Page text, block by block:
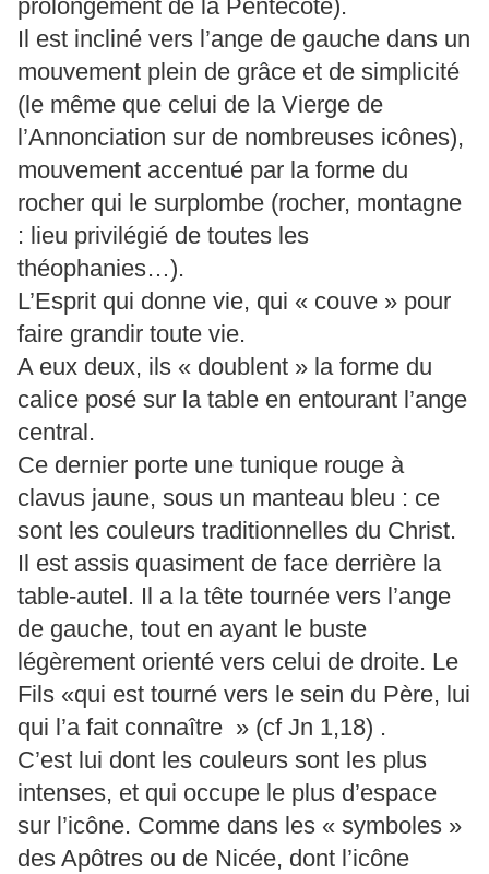
prolongement de la Pentecôte).
Il est incliné vers l’ange de gauche dans un
mouvement plein de grâce et de simplicité
(le même que celui de la Vierge de
l’Annonciation sur de nombreuses icônes),
mouvement accentué par la forme du
rocher qui le surplombe (rocher, montagne
: lieu privilégié de toutes les
théophanies…).
L’Esprit qui donne vie, qui « couve » pour
faire grandir toute vie.
A eux deux, ils « doublent » la forme du
calice posé sur la table en entourant l’ange
central.
Ce dernier porte une tunique rouge à
clavus jaune, sous un manteau bleu : ce
sont les couleurs traditionnelles du Christ.
Il est assis quasiment de face derrière la
table-autel. Il a la tête tournée vers l’ange
de gauche, tout en ayant le buste
légèrement orienté vers celui de droite. Le
Fils «qui est tourné vers le sein du Père, lui
qui l’a fait connaître » (cf Jn 1,18) .
C’est lui dont les couleurs sont les plus
intenses, et qui occupe le plus d’espace
sur l’icône. Comme dans les « symboles »
des Apôtres ou de Nicée, dont l’icône